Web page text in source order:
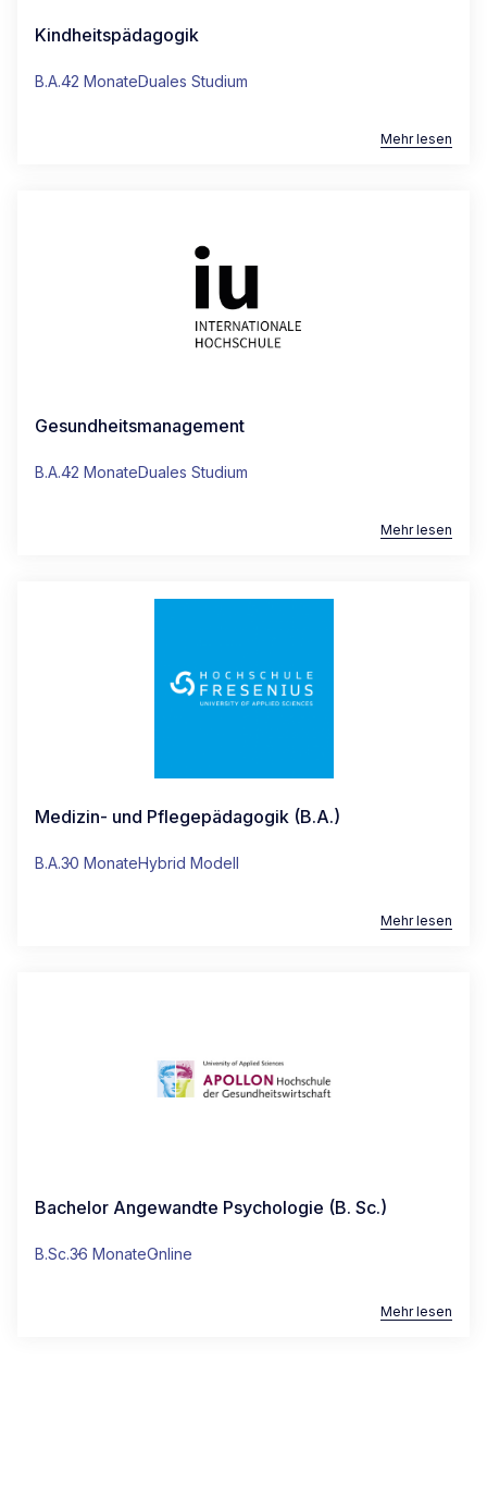
Kindheitspädagogik
B.A.42 MonateDuales Studium
Mehr lesen
Gesundheitsmanagement
B.A.42 MonateDuales Studium
Mehr lesen
Medizin- und Pflegepädagogik (B.A.)
B.A.30 MonateHybrid Modell
Mehr lesen
Bachelor Angewandte Psychologie (B. Sc.)
B.Sc.36 MonateOnline
Mehr lesen